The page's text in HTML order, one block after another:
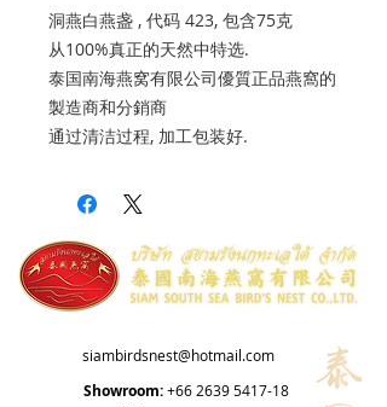
洞燕白燕盏 , 代码 423, 包含75克
从100%真正的天然中特选.
泰国南海燕窝有限公司優質正品燕窩的
製造商和分銷商
通过清洁过程, 加工包装好.
siambirdsnest@hotmail.com
Showroom:+66 2639 5417-18